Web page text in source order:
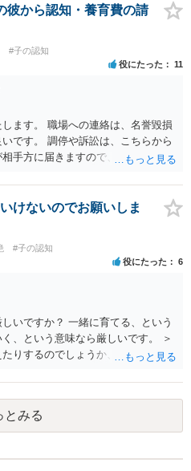
お受けするとなると20万円くらいが
彼から認知・養育費の請
#子の認知
役にたった 11
ます。 職場への連絡は、名誉毀損
です。 調停や訴訟は、こちらから
手方に届きますので、連絡不要で
かないかと思います。
けないのでお願いしま
#子の認知
役にたった 6
いですか？ 一緒に育てる、という
、という意味なら厳しいです。 ＞
りするのでしょうか、 相手が認知
、父親として子を養う義務があり
。 ただ、極端な話相手に収入がなか
実際上の回収が難しい可能性はあ
とみる